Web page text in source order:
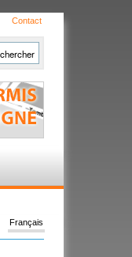
Contact
Français